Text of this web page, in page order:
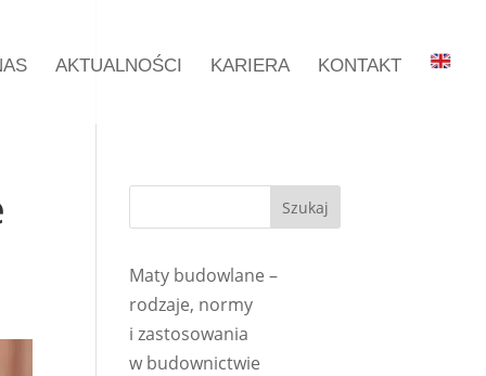
AKTUALNOŚCI KARIERA KONTAKT
Maty budowlane –
rodzaje, normy
i zastosowania
w budownictwie